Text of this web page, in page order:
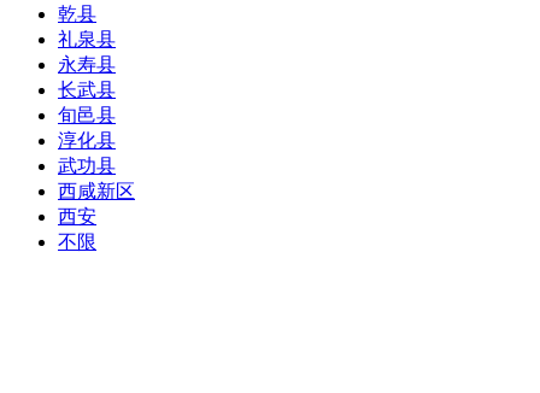
乾县
礼泉县
永寿县
长武县
旬邑县
淳化县
武功县
西咸新区
西安
不限